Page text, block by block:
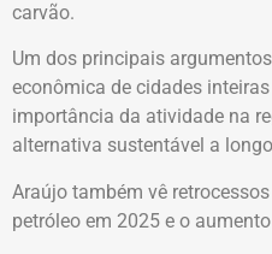
carvão.
Um dos principais
econômica de cidades
importância da atividade na
alternativa sustentável a
Araújo também vê
petróleo em 2025 e o